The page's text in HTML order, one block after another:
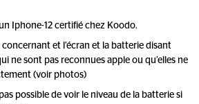
Iphone-12 certifié chez Koodo.
concernant et l’écran et la batterie disant
ne sont pas reconnues apple ou qu’elles ne
(voir photos)
possible de voir le niveau de la batterie si